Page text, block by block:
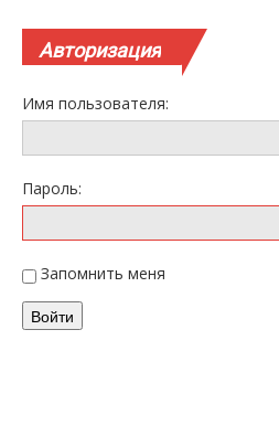
Авторизация
Имя пользователя:
Пароль:
Запомнить меня
Войти